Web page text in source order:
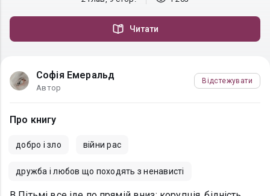
Читати
Софія Емеральд
Автор
Відстежувати
Про книгу
добро і зло війни рас
дружба і любов що походять з ненависті